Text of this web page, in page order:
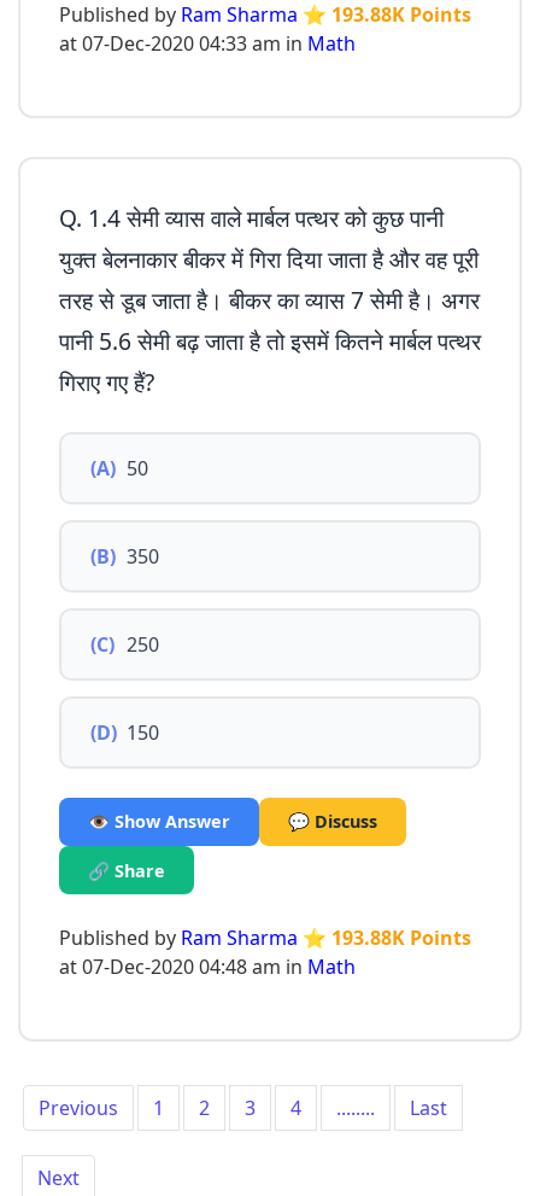
Published by Ram Sharma ⭐ 193.88K Points
at 07-Dec-2020 04:33 am in Math
Q. 1.4 सेमी व्यास वाले मार्बल पत्थर को कुछ पानी
युक्त बेलनाकार बीकर में गिरा दिया जाता है और वह पूरी
तरह से डूब जाता है। बीकर का व्यास 7 सेमी है। अगर
पानी 5.6 सेमी बढ़ जाता है तो इसमें कितने मार्बल पत्थर
गिराए गए हैं?
(A) 50
(B) 350
(C) 250
(D) 150
👁️ Show Answer 💬 Discuss
🔗 Share
Published by Ram Sharma ⭐ 193.88K Points
at 07-Dec-2020 04:48 am in Math
Previous 1 2 3 4 ........ Last
Next